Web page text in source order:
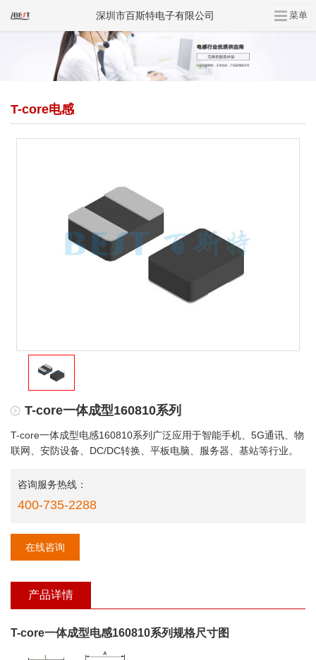
T-core电感
T-core一体成型160810系列
T-core一体成型电感160810系列广泛应用于智能手机、5G通讯、物
联网、安防设备、DC/DC转换、平板电脑、服务器、基站等行业。
咨询服务热线：
400-735-2288
在线咨询
产品详情
T-core一体成型电感160810系列规格尺寸图
深圳市百斯特电子有限公司